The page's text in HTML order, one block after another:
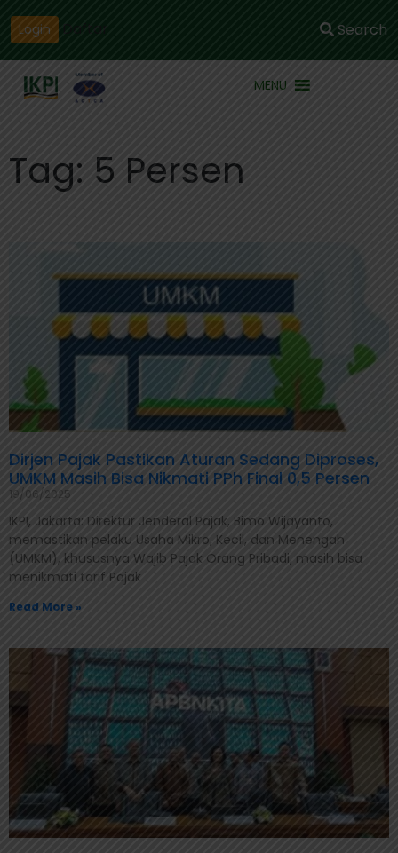
Login Search
MENU
Tag: 5 Persen
Dirjen Pajak Pastikan Aturan Sedang Diproses,
UMKM Masih Bisa Nikmati PPh Final 0,5 Persen
19/06/2025
IKPI, Jakarta: Direktur Jenderal Pajak, Bimo Wijayanto,
memastikan pelaku Usaha Mikro, Kecil, dan Menengah
(UMKM), khususnya Wajib Pajak Orang Pribadi, masih bisa
menikmati tarif Pajak
Read More »